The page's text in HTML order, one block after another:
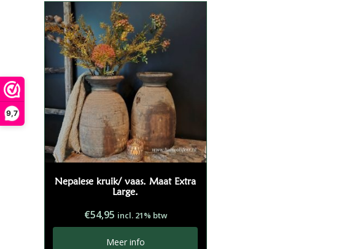
9,7
Nepalese kruik/ vaas. Maat Extra
Large.
€54,95 incl. 21% btw
Meer info